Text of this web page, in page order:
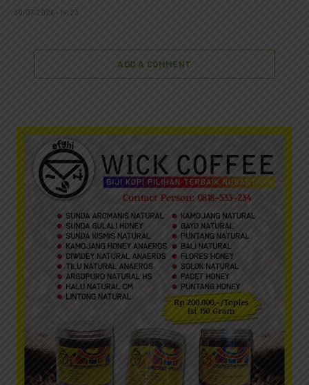
30/07/2026 - 14:23
ADD A COMMENT